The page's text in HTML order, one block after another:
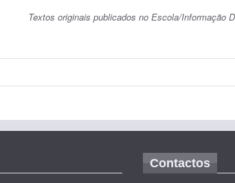
Textos originais publicados no Escola/Informação
Contactos